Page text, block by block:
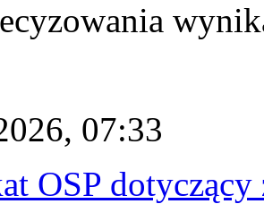
07:33
OSP dotyczący